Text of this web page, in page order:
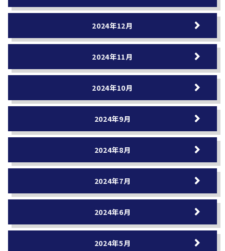
2024年12月
2024年11月
2024年10月
2024年9月
2024年8月
2024年7月
2024年6月
2024年5月